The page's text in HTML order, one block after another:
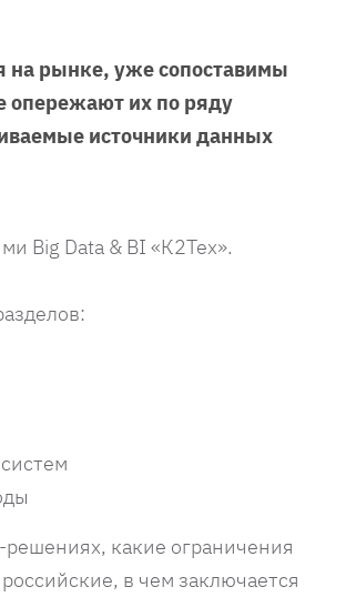
на рынке, уже сопоставимы
опережают их по ряду
источники данных
Big Data & BI «К2Тех».
какие ограничения
в чем заключается